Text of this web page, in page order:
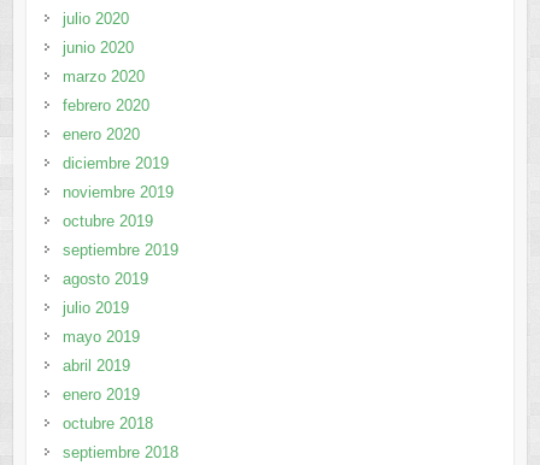
julio 2020
junio 2020
marzo 2020
febrero 2020
enero 2020
diciembre 2019
noviembre 2019
octubre 2019
septiembre 2019
agosto 2019
julio 2019
mayo 2019
abril 2019
enero 2019
octubre 2018
septiembre 2018